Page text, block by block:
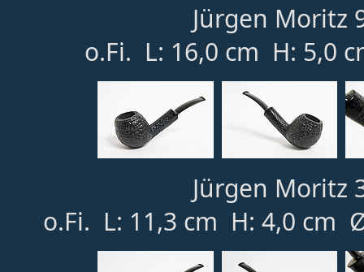
Jürgen Moritz
o.Fi. L: 16,0 cm H: 5,0
Jürgen Moritz
o.Fi. L: 11,3 cm H: 4,0 cm